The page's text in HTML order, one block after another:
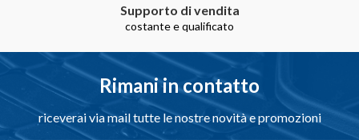
Supporto di vendita
costante e qualificato
Rimani in contatto
riceverai via mail tutte le nostre novità e promozioni